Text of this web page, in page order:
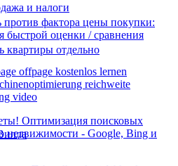
и налоги
квартиры отдельно
против фактора цены покупки:
быстрой оценки / сравнения
Оптимизация поисковых
недвижимости - Google, Bing и